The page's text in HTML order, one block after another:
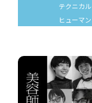
テクニカル
ヒューマン